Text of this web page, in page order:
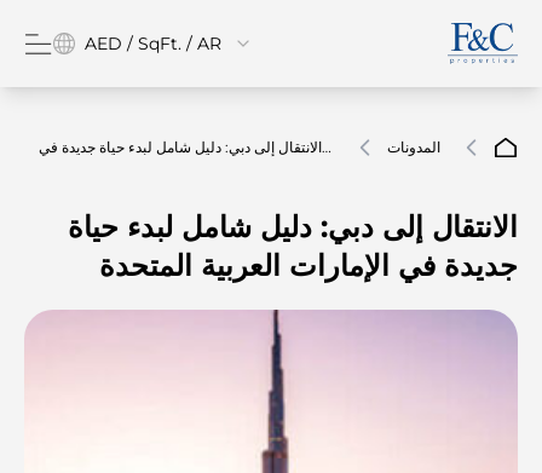
AED / SqFt. / AR
المدونات
الانتقال إلى دبي: دليل شامل لبدء حياة جديدة في
الانتقال إلى دبي: دليل شامل لبدء حياة
جديدة في الإمارات العربية المتحدة